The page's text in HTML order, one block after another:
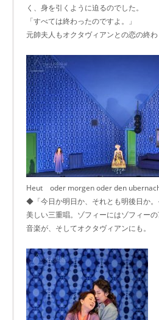
く、身を引くように迫るのでした。
「すべては終わったのですよ。」
元帥夫人もオクタヴィアンとの恋の終わ
Heut oder morgen oder den
◆「今日か明日か、それとも明後日か。
美しい三重唱。ゾフィーにはゾフィー
音楽が、そしてオクタヴィアンにも。